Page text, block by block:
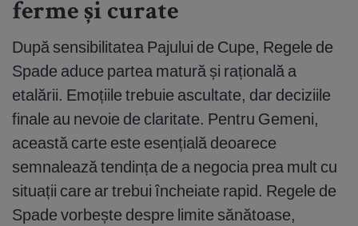
ferme și curate
După sensibilitatea Pajului de Cupe, Regele de
Spade aduce partea matură și rațională a
etalării. Emoțiile trebuie ascultate, dar deciziile
finale au nevoie de claritate. Pentru Gemeni,
această carte este esențială deoarece
semnalează tendința de a negocia prea mult cu
situații care ar trebui încheiate rapid. Regele de
Spade vorbește despre limite sănătoase,